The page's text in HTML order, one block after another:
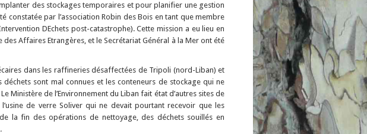
des stockages temporaires et pour planifier une gestion
constatée par l’association Robin des Bois en tant que membre
DEchets post-catastrophe). Cette mission a eu lieu en
Affaires Etrangères, et le Secrétariat Général à la Mer ont été
dans les raffineries désaffectées de Tripoli (nord-Liban) et
sont mal connues et les conteneurs de stockage qui ne
Ministère de l’Environnement du Liban fait état d’autres sites de
de verre Soliver qui ne devait pourtant recevoir que les
la fin des opérations de nettoyage, des déchets souillés en